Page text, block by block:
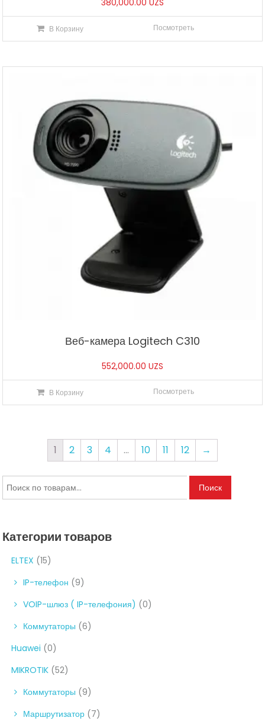
380,000.00 UZS
В Корзину Посмотреть
Веб-камера Logitech C310
552,000.00 UZS
В Корзину Посмотреть
1 2 3 4 … 10 11 12 →
Искать: Поиск
Категории товаров
ELTEX (15)
IP-телефон (9)
VOIP-шлюз ( IP-телефония) (0)
Коммутаторы (6)
Huawei (0)
MIKROTIK (52)
Коммутаторы (9)
Маршрутизатор (7)